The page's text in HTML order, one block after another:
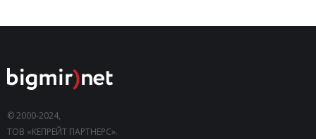
© 2000-2024,
ТОВ «КЕПРЕЙТ ПАРТНЕРС».